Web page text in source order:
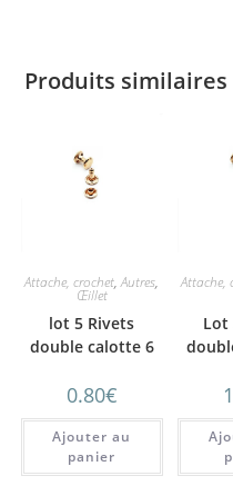
Produits similaires
Attache, crochet,Autres,
Œillet
lot 5 Rivets
double calotte 6
0.80€
Ajouter au
panier
Attache,
Lot